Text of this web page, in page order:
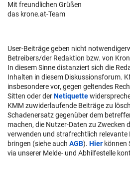
Mit freundlichen Grüßen
das krone.at-Team
User-Beiträge geben nicht
Betreibers/der Redaktion bzw. von
In diesem Sinne distanziert sich die
Inhalten in diesem Diskussionsforum.
insbesondere vor, gegen geltendes
Sitten oder derNetiquette
KMM zuwiderlaufende Beiträge zu
Schadenersatz gegenüber dem
machen, die Nutzer-Daten zu Zwecken
verwenden und strafrechtlich relevante
bringen (siehe auch AGB). Hier können
via unserer Melde- und Abhilfestelle